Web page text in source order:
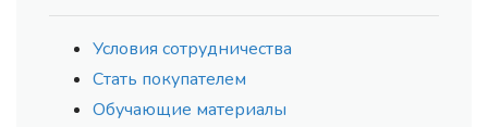
Условия сотрудничества
Стать покупателем
Обучающие материалы